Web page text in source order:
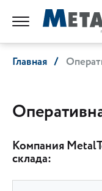
Главная
Компания
склада: